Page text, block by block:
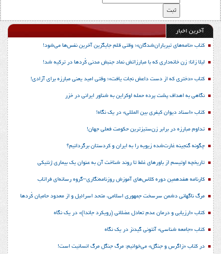
آخرین اخبار
کتاب «نامه‌های تیرباران‌شدگان»؛ وقتی قلم جایگزین آخرین نفس‌ها می‌شود!
لیلا زانا؛ زن خانه‌داری که با مبارزاتش نماد جنبش مدنی کُردها در ترکیه شد!
کتاب «دختری که از دست داعش نجات یافت»؛ وقتی امید یعنی مبارزه برای آزادی!
نگاهی به اهداف پشت پرده حمله اوکراین به شناور ایرانی در خزر
کتاب «اسناد دیوان کیفری بین المللی» در یک نگاه!
تداوم مبارزه در برابر زن‌ستیزترین حکومت فعلی جهان!
چگونه گنجینه غارت‌شده زیویه را به ایران و کردستان برگردانیم؟
تاریخچه اوتیسم از باورهای غلط تا روند شناخت آن به عنوان یک بیماری ژنتیکی
کارنامه هفدهمین دوره کلاس‌های آموزش روزنامه‌نگاری–گروه رسانه‌ای فراتاب
مرگ ناگهانی دشمن سرسخت جمهوری اسلامی، متحد اسرائیل و از معدود حامیان کُردها
کتاب «ارزیابی و درمان عدم تعادل عضلانی (رویکرد جاندا)» در یک نگاه
کتاب «جامعه شناسی» آنتونی گیدنز در یک نگاه
در کتاب «زاگرس و جنگل» می‌خوانیم: مرگ جنگل مرگ انسانیت است!